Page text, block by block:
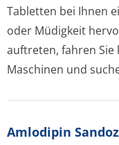
Tabletten bei Ihnen
oder Müdigkeit
auftreten, fahren Sie
Maschinen und
Amlodipin